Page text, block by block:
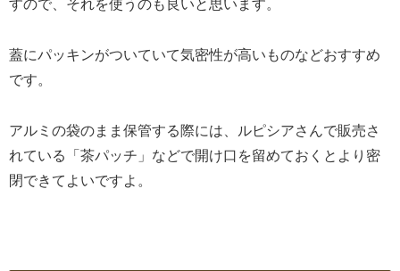
すので、それを使うのも良いと思います。
蓋にパッキンがついていて気密性が高いものなどおすすめ
です。
アルミの袋のまま保管する際には、ルピシアさんで販売さ
れている「茶パッチ」などで開け口を留めておくとより密
閉できてよいですよ。